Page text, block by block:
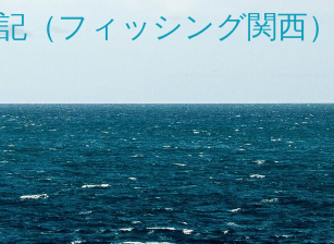
（フィッシング関西